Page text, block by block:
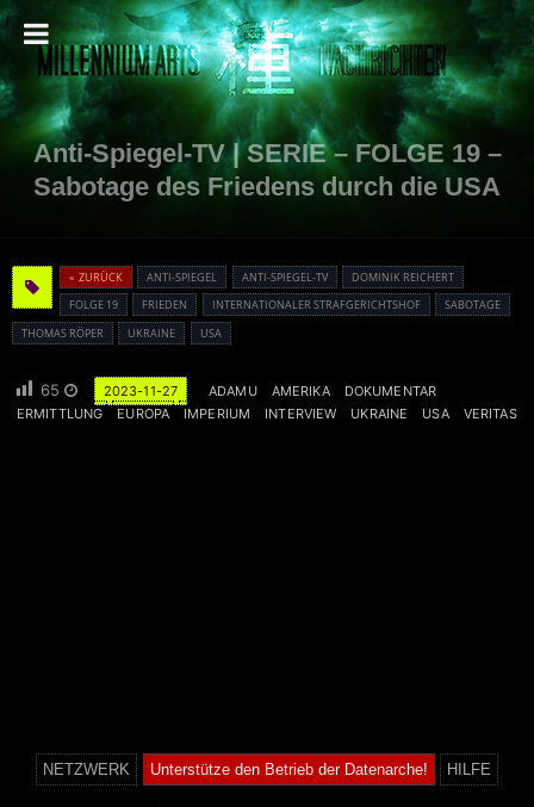
Anti-Spiegel-TV | SERIE – FOLGE 19 –
Sabotage des Friedens durch die USA
« ZURÜCK ANTI-SPIEGEL ANTI-SPIEGEL-TV
DOMINIK REICHERT
FOLGE 19
FRIEDEN INTERNATIONALER STRAFGERICHTSHOF
SABOTAGE
THOMAS RÖPER
UKRAINE USA
65 2023-11-27 ADAMU AMERIKA
DOKUMENTAR
ERMITTLUNG
EUROPA IMPERIUM INTERVIEW UKRAINE USA VERITAS
NETZWERK Unterstütze den Betrieb der Datenarche! HILFE